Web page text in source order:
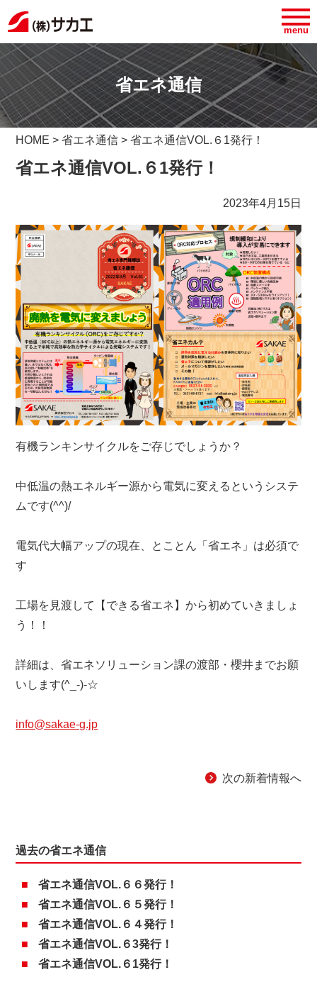
menu
省エネ通信
HOME > 省エネ通信 > 省エネ通信VOL.６1発行！
省エネ通信VOL.６1発行！
2023年4月15日
有機ランキンサイクルをご存じでしょうか？
中低温の熱エネルギー源から電気に変えるというシステ
ムです(^^)/
電気代大幅アップの現在、とことん「省エネ」は必須で
す
工場を見渡して【できる省エネ】から初めていきましょ
う！！
詳細は、省エネソリューション課の渡部・櫻井までお願
いします(^_-)-☆
info@sakae-g.jp
次の新着情報へ
過去の省エネ通信
省エネ通信VOL.６６発行！
省エネ通信VOL.６５発行！
省エネ通信VOL.６４発行！
省エネ通信VOL.６3発行！
省エネ通信VOL.６1発行！